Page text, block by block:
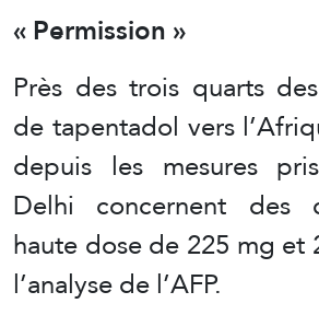
« Permission »
Près des trois quarts
de tapentadol vers
depuis les mesures
Delhi concernent des
haute dose de 225 mg et
l’analyse de l’AFP.